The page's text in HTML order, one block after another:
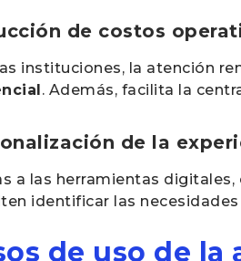
de costos
instituciones, la atención
. Además, facilita la
de la
a las herramientas
identificar las
de uso de